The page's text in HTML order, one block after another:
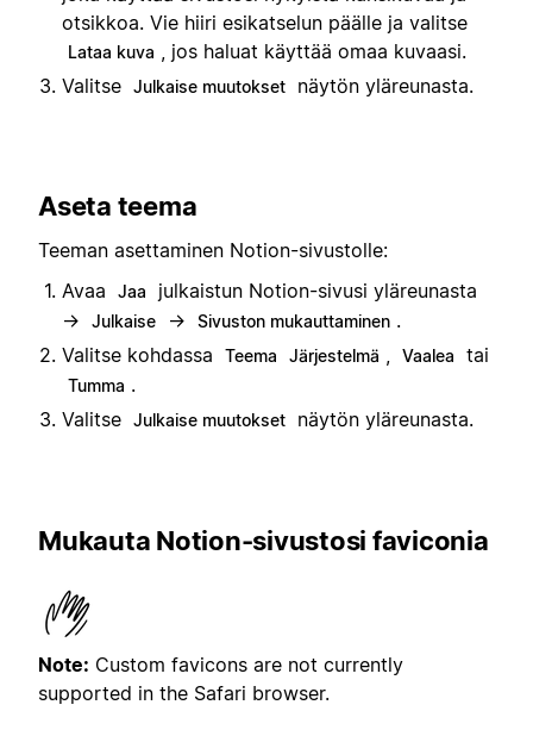
otsikkoa. Vie hiiri esikatselun päälle ja valitse
Lataa kuva
, jos haluat käyttää omaa kuvaasi.
Valitse Julkaise muutokset näytön yläreunasta.
Aseta teema
Teeman asettaminen Notion-sivustolle:
Avaa
Jaa
julkaistun Notion-sivusi yläreunasta
→
Julkaise → Sivuston mukauttaminen .
Valitse kohdassa
Teema Järjestelmä , Vaalea tai
Tumma .
Valitse Julkaise muutokset näytön yläreunasta.
Mukauta Notion-sivustosi faviconia
Note: Custom favicons are not currently
supported in the Safari browser.